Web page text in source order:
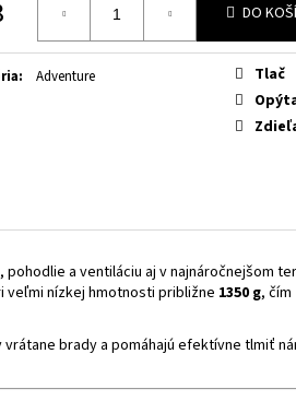
DO
: Adventure
Tlač
a ventiláciu aj v najnáročnejšom
nízkej hmotnosti približne 1350 g, čím
vrátane brady a pomáhajú efektívne tlmiť